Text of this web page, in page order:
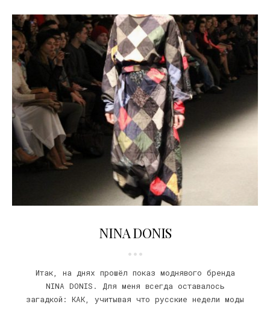
NINA DONIS
Итак, на днях прошёл показ моднявого бренда
NINA DONIS. Для меня всегда оставалось
загадкой: КАК, учитывая что русские недели моды